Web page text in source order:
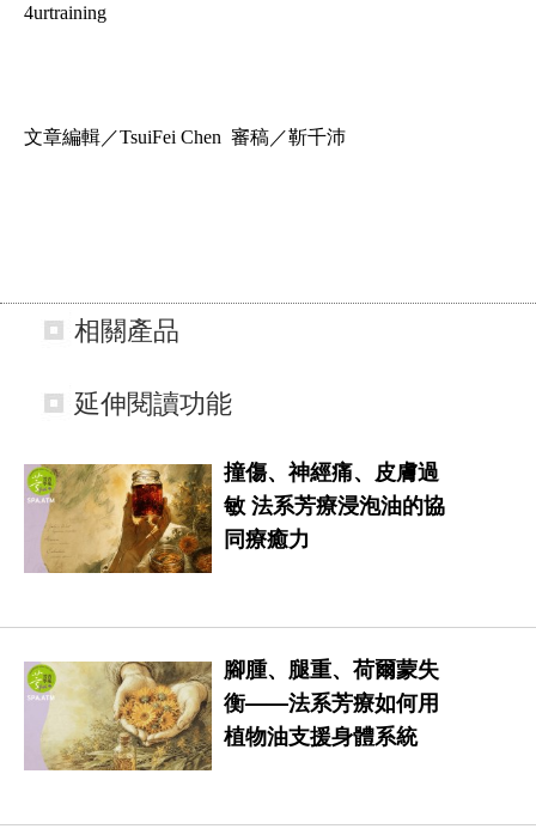
4urtraining
文章編輯／TsuiFei Chen 審稿／靳千沛
相關產品
延伸閱讀功能
撞傷、神經痛、皮膚過
敏 法系芳療浸泡油的協
同療癒力
腳腫、腿重、荷爾蒙失
衡——法系芳療如何用
植物油支援身體系統